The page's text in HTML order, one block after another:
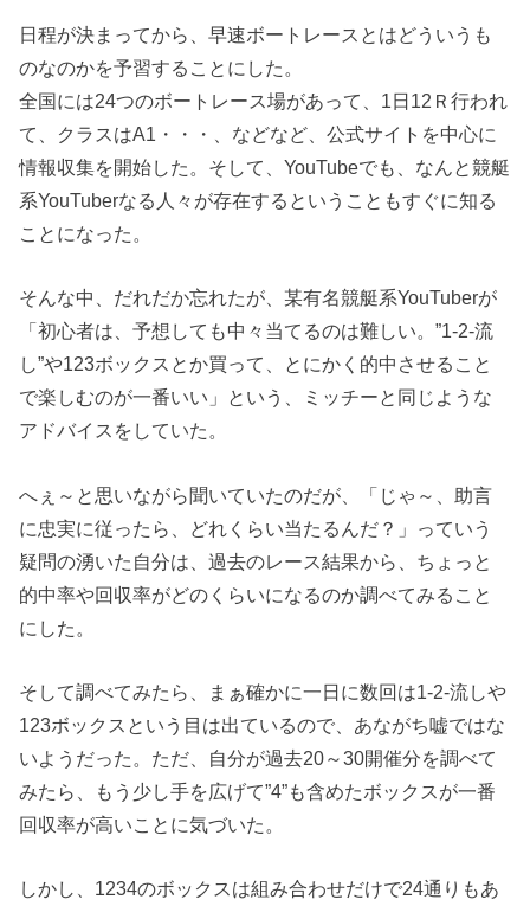
日程が決まってから、早速ボートレースとはどういうも
のなのかを予習することにした。
全国には24つのボートレース場があって、1日12Ｒ行われ
て、クラスはA1・・・、などなど、公式サイトを中心に
情報収集を開始した。そして、YouTubeでも、なんと競艇
系YouTuberなる人々が存在するということもすぐに知る
ことになった。
そんな中、だれだか忘れたが、某有名競艇系YouTuberが
「初心者は、予想しても中々当てるのは難しい。”1-2-流
し”や123ボックスとか買って、とにかく的中させること
で楽しむのが一番いい」という、ミッチーと同じような
アドバイスをしていた。
へぇ～と思いながら聞いていたのだが、「じゃ～、助言
に忠実に従ったら、どれくらい当たるんだ？」っていう
疑問の湧いた自分は、過去のレース結果から、ちょっと
的中率や回収率がどのくらいになるのか調べてみること
にした。
そして調べてみたら、まぁ確かに一日に数回は1-2-流しや
123ボックスという目は出ているので、あながち嘘ではな
いようだった。ただ、自分が過去20～30開催分を調べて
みたら、もう少し手を広げて”4”も含めたボックスが一番
回収率が高いことに気づいた。
しかし、1234のボックスは組み合わせだけで24通りもあ